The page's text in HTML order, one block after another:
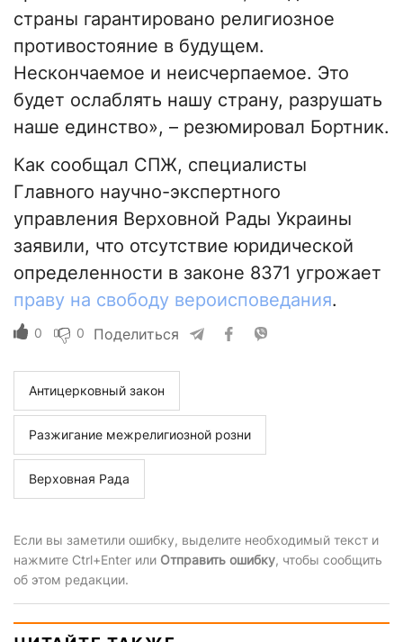
страны гарантировано религиозное
противостояние в будущем.
Нескончаемое и неисчерпаемое. Это
будет ослаблять нашу страну, разрушать
наше единство», – резюмировал Бортник.
Как сообщал СПЖ, специалисты
Главного научно-экспертного
управления Верховной Рады Украины
заявили, что отсутствие юридической
определенности в законе 8371 угрожает
праву на свободу вероисповедания.
0 0 Поделиться
Антицерковный закон
Разжигание межрелигиозной розни
Верховная Рада
Если вы заметили ошибку, выделите необходимый текст и
нажмите Ctrl+Enter или Отправить ошибку, чтобы сообщить
об этом редакции.